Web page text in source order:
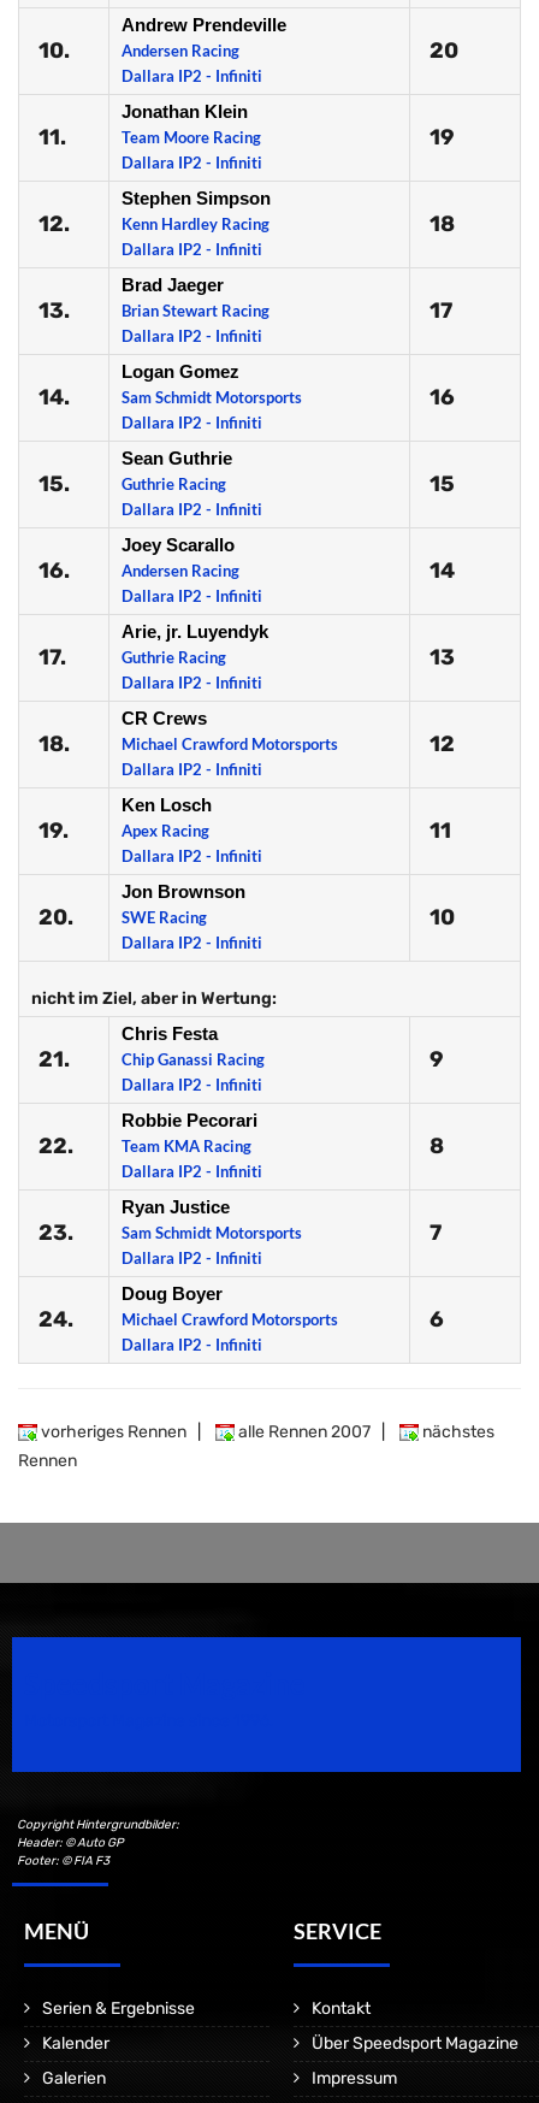
10.
Andrew Prendeville
Andersen Racing
Dallara IP2 - Infiniti
20
11.
Jonathan Klein
Team Moore Racing
Dallara IP2 - Infiniti
19
12.
Stephen Simpson
Kenn Hardley Racing
Dallara IP2 - Infiniti
18
13.
Brad Jaeger
Brian Stewart Racing
Dallara IP2 - Infiniti
17
14.
Logan Gomez
Sam Schmidt Motorsports
Dallara IP2 - Infiniti
16
15.
Sean Guthrie
Guthrie Racing
Dallara IP2 - Infiniti
15
16.
Joey Scarallo
Andersen Racing
Dallara IP2 - Infiniti
14
17.
Arie, jr. Luyendyk
Guthrie Racing
Dallara IP2 - Infiniti
13
18.
CR Crews
Michael Crawford Motorsports
Dallara IP2 - Infiniti
12
19.
Ken Losch
Apex Racing
Dallara IP2 - Infiniti
11
20.
Jon Brownson
SWE Racing
Dallara IP2 - Infiniti
10
nicht im Ziel, aber in Wertung:
21.
Chris Festa
Chip Ganassi Racing
Dallara IP2 - Infiniti
9
22.
Robbie Pecorari
Team KMA Racing
Dallara IP2 - Infiniti
8
23.
Ryan Justice
Sam Schmidt Motorsports
Dallara IP2 - Infiniti
7
24.
Doug Boyer
Michael Crawford Motorsports
Dallara IP2 - Infiniti
6
vorheriges Rennen alle Rennen 2007
nächstes
Rennen
Copyright Hintergrundbilder:
Header: © Auto GP
Footer: © FIA F3
MENÜ
Serien & Ergebnisse
Kalender
Galerien
SERVICE
Kontakt
Über Speedsport Magazine
Impressum